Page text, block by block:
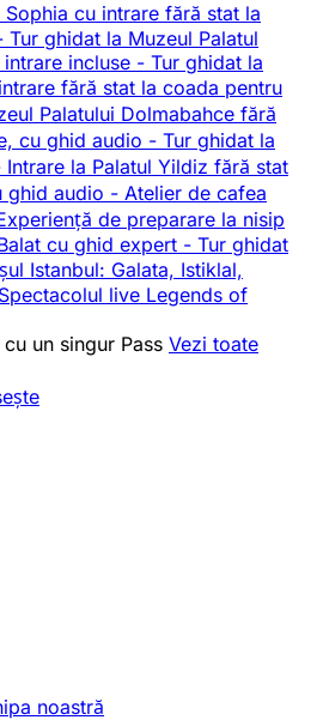
cu intrare fără stat la
Tur ghidat la Muzeul Palatul
incluse - Tur ghidat la
fără stat la coada pentru
Palatului Dolmabahce fără
cu ghid audio - Tur ghidat la
Intrare la Palatul Yildiz fără stat
ghid audio - Atelier de cafea
de preparare la nisip
cu ghid expert - Tur ghidat
Istanbul: Galata, Istiklal,
Spectacolul live Legends of
un singur Pass Vezi toate
noastră